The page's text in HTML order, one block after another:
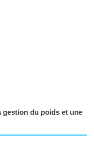
gestion du poids et une